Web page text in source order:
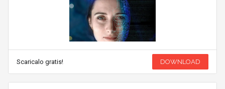
Scaricalo gratis! DOWNLOAD